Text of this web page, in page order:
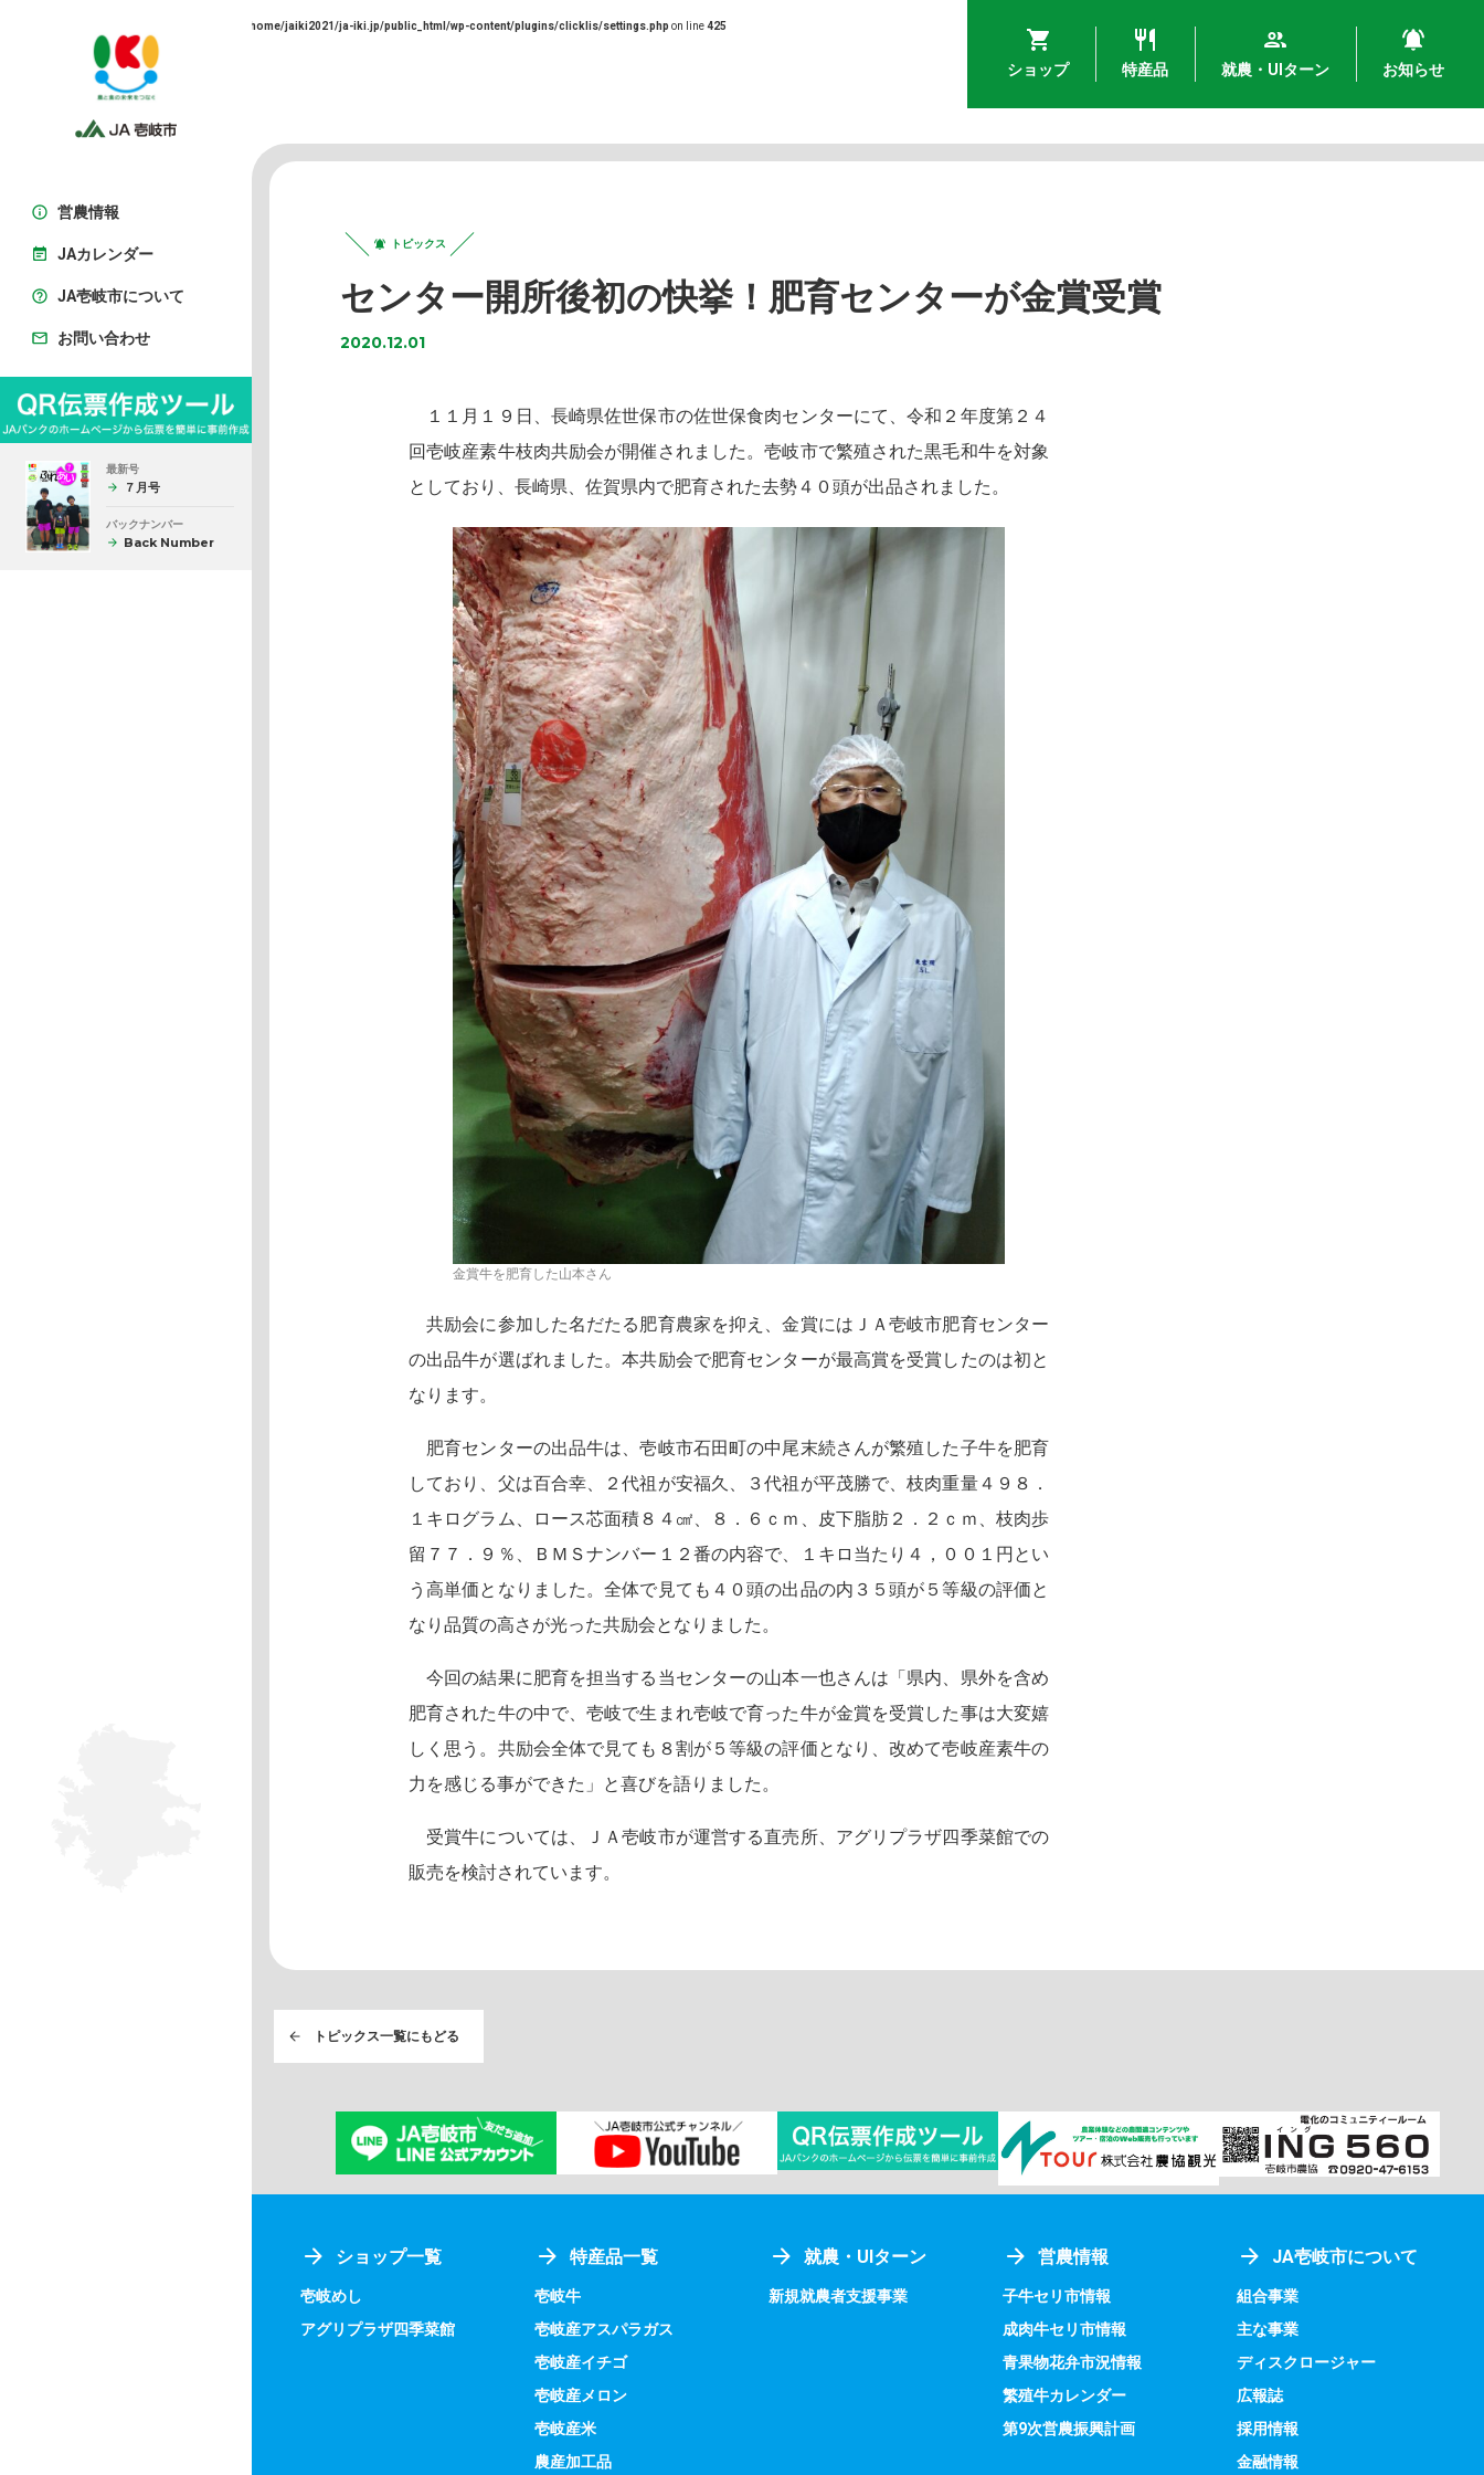
/home/jaiki2021/ja-iki.jp/public_html/wp-content/plugins/clicklis/settings.php on line425
営農情報
JAカレンダー
JA壱岐市について
お問い合わせ
最新号
７月号
バックナンバー
Back Number
ショップ 特産品 就農・UIターン お知らせ
トピックス
センター開所後初の快挙！肥育センターが金賞受賞
2020.12.01
１１月１９日、長崎県佐世保市の佐世保食肉センターにて、令和２年度第２４
回壱岐産素牛枝肉共励会が開催されました。壱岐市で繁殖された黒毛和牛を対象
としており、長崎県、佐賀県内で肥育された去勢４０頭が出品されました。
金賞牛を肥育した山本さん
共励会に参加した名だたる肥育農家を抑え、金賞にはＪＡ壱岐市肥育センター
の出品牛が選ばれました。本共励会で肥育センターが最高賞を受賞したのは初と
なります。
肥育センターの出品牛は、壱岐市石田町の中尾末続さんが繁殖した子牛を肥育
しており、父は百合幸、２代祖が安福久、３代祖が平茂勝で、枝肉重量４９８．
１キログラム、ロース芯面積８４㎠、８．６ｃｍ、皮下脂肪２．２ｃｍ、枝肉歩
留７７．９％、ＢＭＳナンバー１２番の内容で、１キロ当たり４，００１円とい
う高単価となりました。全体で見ても４０頭の出品の内３５頭が５等級の評価と
なり品質の高さが光った共励会となりました。
今回の結果に肥育を担当する当センターの山本一也さんは「県内、県外を含め
肥育された牛の中で、壱岐で生まれ壱岐で育った牛が金賞を受賞した事は大変嬉
しく思う。共励会全体で見ても８割が５等級の評価となり、改めて壱岐産素牛の
力を感じる事ができた」と喜びを語りました。
受賞牛については、ＪＡ壱岐市が運営する直売所、アグリプラザ四季菜館での
販売を検討されています。
トピックス一覧にもどる
ショップ一覧
壱岐めし
アグリプラザ四季菜館
特産品一覧
壱岐牛
壱岐産アスパラガス
壱岐産イチゴ
壱岐産メロン
壱岐産米
農産加工品
就農・UIターン
新規就農者支援事業
営農情報
子牛セリ市情報
成肉牛セリ市情報
青果物花弁市況情報
繁殖牛カレンダー
第9次営農振興計画
JA壱岐市について
組合事業
主な事業
ディスクロージャー
広報誌
採用情報
金融情報